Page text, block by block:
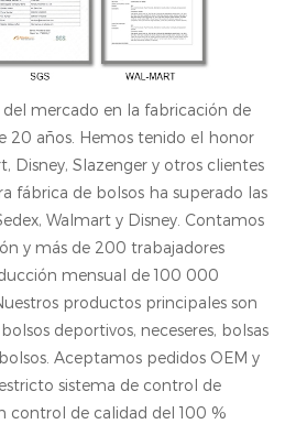
del mercado en la fabricación de
20 años. Hemos tenido el honor
Disney, Slazenger y otros clientes
fábrica de bolsos ha superado las
Walmart y Disney. Contamos
y más de 200 trabajadores
mensual de 100 000
productos principales son
deportivos, neceseres, bolsas
Aceptamos pedidos OEM y
sistema de control de
control de calidad del 100 %